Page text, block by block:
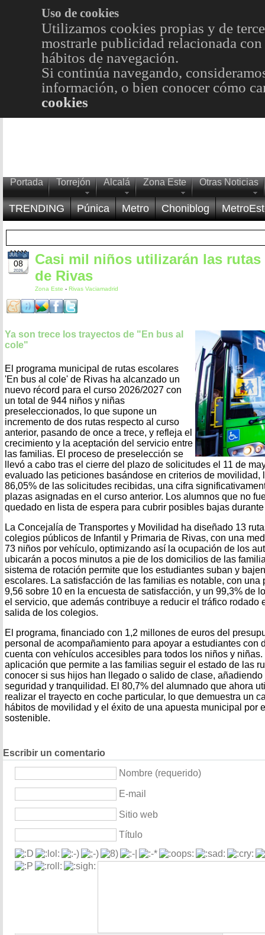
Uso de cookies
Utilizamos cookies propias y de
mostrarle publicidad relacionada
hábitos de navegación.
Si continúa navegando,
información, o bien conocer cómo
cookies
Portada Torrejón Alcalá Zona Este Otras Noticias
TRENDING Púnica Metro Choniblog
08
JUL
2026
Casi mil niños utilizarán las rutas
de Rivas
Zona Este - Rivas Vaciamadrid
Ya son trece los trayectos de "En bus al
cole"
El programa municipal de rutas escolares
'En bus al cole' de Rivas ha alcanzado un
nuevo récord para el curso 2026/2027 con
un total de 944 niños y niñas
preseleccionados, lo que supone un
incremento de dos rutas respecto al curso
anterior, pasando de once a trece, y refleja el
crecimiento y la aceptación del servicio entre
las familias. El proceso de preselección se
llevó a cabo tras el cierre del plazo de solicitudes el 11 de
evaluado las peticiones basándose en criterios de movilidad,
86,05% de las solicitudes recibidas, una cifra
plazas asignadas en el curso anterior. Los alumnos que no
quedado en lista de espera para cubrir posibles bajas
La Concejalía de Transportes y Movilidad ha diseñado 13
colegios públicos de Infantil y Primaria de Rivas, con una
73 niños por vehículo, optimizando así la ocupación de los
ubicarán a pocos minutos a pie de los domicilios de las
sistema de rotación permite que los estudiantes suban y
escolares. La satisfacción de las familias es notable, con una
9,56 sobre 10 en la encuesta de satisfacción, y un 99,3% de
el servicio, que además contribuye a reducir el tráfico rodado
salida de los colegios.
El programa, financiado con 1,2 millones de euros del
personal de acompañamiento para apoyar a estudiantes con
cuenta con vehículos accesibles para todos los niños y
aplicación que permite a las familias seguir el estado de las
conocer si sus hijos han llegado o salido de clase,
seguridad y tranquilidad. El 80,7% del alumnado que ahora
realizar el trayecto en coche particular, lo que demuestra un
hábitos de movilidad y el éxito de una apuesta municipal por
sostenible.
Escribir un comentario
Nombre (requerido)
E-mail
Sitio web
Título